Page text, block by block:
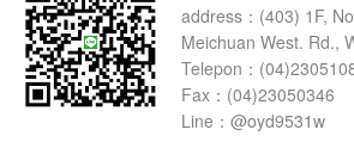
address： (403) 1F,
Meichuan West. Rd.,
Telepon：
Fax：(04)23050346
Line：@oyd9531w